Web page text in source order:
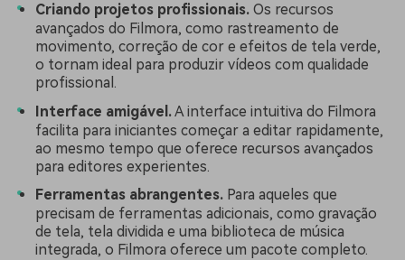
Criando projetos profissionais. Os recursos
avançados do Filmora, como rastreamento de
movimento, correção de cor e efeitos de tela verde,
o tornam ideal para produzir vídeos com qualidade
profissional.
Interface amigável.A interface intuitiva do Filmora
facilita para iniciantes começar a editar rapidamente,
ao mesmo tempo que oferece recursos avançados
para editores experientes.
Ferramentas abrangentes. Para aqueles que
precisam de ferramentas adicionais, como gravação
de tela, tela dividida e uma biblioteca de música
integrada, o Filmora oferece um pacote completo.